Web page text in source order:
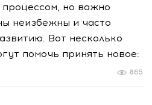
но важно
неизбежны и часто
Вот несколько
помочь принять новое:
865